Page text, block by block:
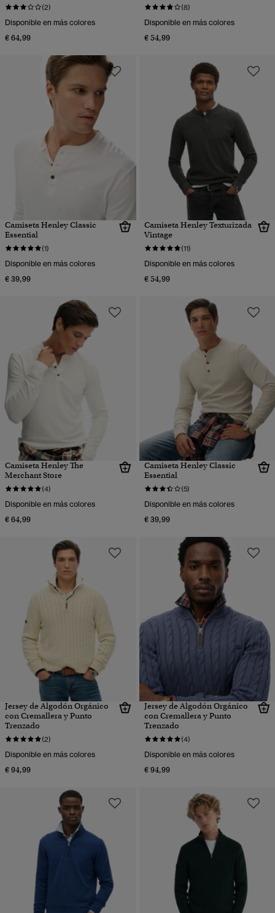
(2)
Disponible en más colores
€ 64,99
(8)
Disponible en más colores
€ 54,99
Camiseta Henley Classic
Essential
(1)
Disponible en más colores
€ 39,99
Camiseta Henley Texturizada
Vintage
(11)
Disponible en más colores
€ 54,99
Camiseta Henley The
Merchant Store
(4)
Disponible en más colores
€ 64,99
Camiseta Henley Classic
Essential
(5)
Disponible en más colores
€ 39,99
Jersey de Algodón Orgánico
con Cremallera y Punto
Trenzado
(2)
Disponible en más colores
€ 94,99
Jersey de Algodón Orgánico
con Cremallera y Punto
Trenzado
(4)
Disponible en más colores
€ 94,99